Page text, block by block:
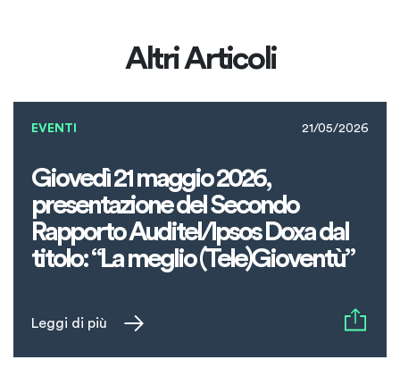
Altri Articoli
EVENTI 21/05/2026
Giovedì 21 maggio 2026,
presentazione del Secondo
Rapporto Auditel/Ipsos Doxa dal
titolo: “La meglio (Tele)Gioventù”
Leggi di più